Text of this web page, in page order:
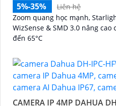
5%-35%
Liên hệ
Zoom quang học mạnh,
WizSense & SMD 3.0 nâng
đến 65°C
CAMERA IP 4MP DAHUA